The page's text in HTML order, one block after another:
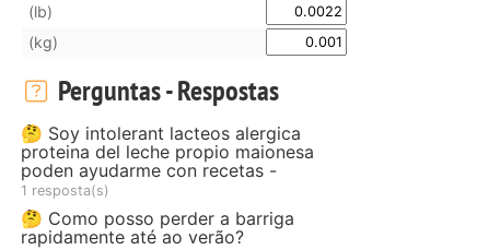
(lb)
(kg)
Perguntas - Respostas
🤔 Soy intolerant lacteos alergica
proteina del leche propio maionesa
poden ayudarme con recetas -
1 resposta(s)
🤔 Como posso perder a barriga
rapidamente até ao verão?